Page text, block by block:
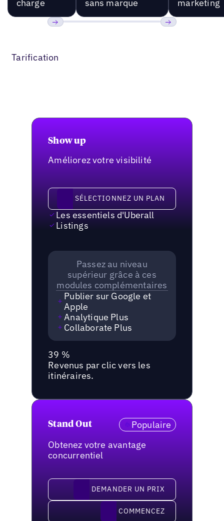
charge
sans marque
marketing
Tarification
Show up
Améliorez votre visibilité
Sélectionnez un plan
SÉLECTIONNEZ UN PLAN
Les essentiels d'Uberall
Listings
Passez au niveau
supérieur grâce à ces
modules complémentaires
Publier sur Google et
Apple
Analytique Plus
Collaborate Plus
39 %
Revenus par clic vers les
itinéraires.
Stand Out
Populaire
Obtenez votre avantage
concurrentiel
demander un prixDEMANDER UN PRIX
Commencez COMMENCEZ